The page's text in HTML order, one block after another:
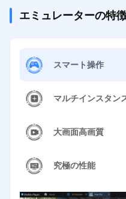
エミュレーターの特
スマート操作
マルチインスタン
大画面高画質
究極の性能